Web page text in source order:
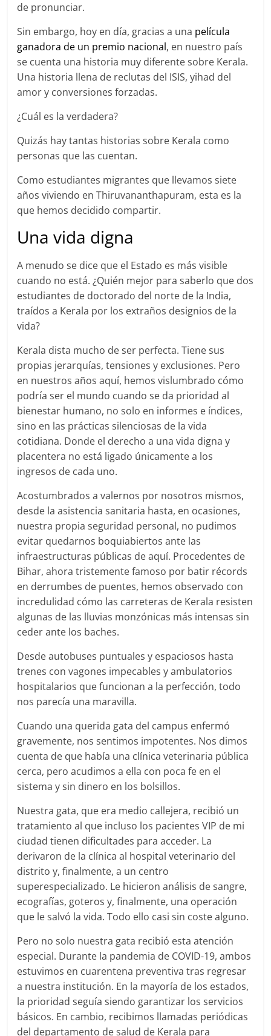
de pronunciar.
Sin embargo, hoy en día, gracias a una película
ganadora de un premio nacional, en nuestro país
se cuenta una historia muy diferente sobre Kerala.
Una historia llena de reclutas del ISIS, yihad del
amor y conversiones forzadas.
¿Cuál es la verdadera?
Quizás hay tantas historias sobre Kerala como
personas que las cuentan.
Como estudiantes migrantes que llevamos siete
años viviendo en Thiruvananthapuram, esta es la
que hemos decidido compartir.
Una vida digna
A menudo se dice que el Estado es más visible
cuando no está. ¿Quién mejor para saberlo que dos
estudiantes de doctorado del norte de la India,
traídos a Kerala por los extraños designios de la
vida?
Kerala dista mucho de ser perfecta. Tiene sus
propias jerarquías, tensiones y exclusiones. Pero
en nuestros años aquí, hemos vislumbrado cómo
podría ser el mundo cuando se da prioridad al
bienestar humano, no solo en informes e índices,
sino en las prácticas silenciosas de la vida
cotidiana. Donde el derecho a una vida digna y
placentera no está ligado únicamente a los
ingresos de cada uno.
Acostumbrados a valernos por nosotros mismos,
desde la asistencia sanitaria hasta, en ocasiones,
nuestra propia seguridad personal, no pudimos
evitar quedarnos boquiabiertos ante las
infraestructuras públicas de aquí. Procedentes de
Bihar, ahora tristemente famoso por batir récords
en derrumbes de puentes, hemos observado con
incredulidad cómo las carreteras de Kerala resisten
algunas de las lluvias monzónicas más intensas sin
ceder ante los baches.
Desde autobuses puntuales y espaciosos hasta
trenes con vagones impecables y ambulatorios
hospitalarios que funcionan a la perfección, todo
nos parecía una maravilla.
Cuando una querida gata del campus enfermó
gravemente, nos sentimos impotentes. Nos dimos
cuenta de que había una clínica veterinaria pública
cerca, pero acudimos a ella con poca fe en el
sistema y sin dinero en los bolsillos.
Nuestra gata, que era medio callejera, recibió un
tratamiento al que incluso los pacientes VIP de mi
ciudad tienen dificultades para acceder. La
derivaron de la clínica al hospital veterinario del
distrito y, finalmente, a un centro
superespecializado. Le hicieron análisis de sangre,
ecografías, goteros y, finalmente, una operación
que le salvó la vida. Todo ello casi sin coste alguno.
Pero no solo nuestra gata recibió esta atención
especial. Durante la pandemia de COVID-19, ambos
estuvimos en cuarentena preventiva tras regresar
a nuestra institución. En la mayoría de los estados,
la prioridad seguía siendo garantizar los servicios
básicos. En cambio, recibimos llamadas periódicas
del departamento de salud de Kerala para